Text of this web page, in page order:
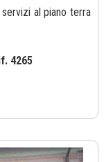
al piano terra
4265